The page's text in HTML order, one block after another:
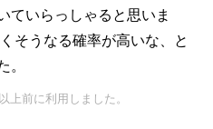
ていらっしゃると思いま
そうなる確率が高いな、と
。
前に利用しました。